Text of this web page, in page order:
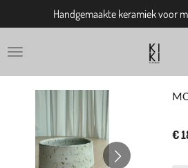
direct
naar
Handgemaakte keramiek voor
€